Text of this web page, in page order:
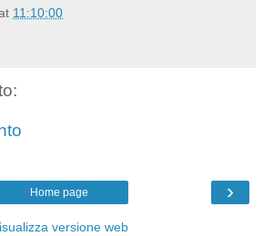
11:10:00
›
Home page
versione web